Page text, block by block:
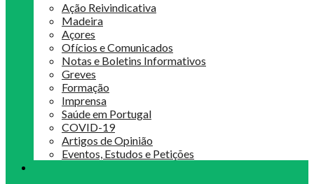
Ação Reivindicativa
Madeira
Açores
Ofícios e Comunicados
Notas e Boletins Informativos
Greves
Formação
Imprensa
Saúde em Portugal
COVID-19
Artigos de Opinião
Eventos, Estudos e Petições